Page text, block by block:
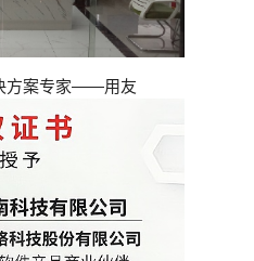
方案专家——用友